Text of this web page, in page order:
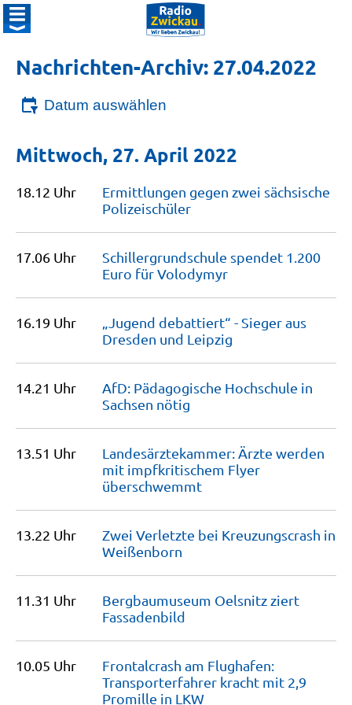
Nachrichten-Archiv: 27.04.2022
Datum auswählen
Mittwoch, 27. April 2022
18.12 Uhr
Ermittlungen gegen zwei sächsische
Polizeischüler
17.06 Uhr
Schillergrundschule spendet 1.200
Euro fürVolodymyr
16.19 Uhr
„Jugend debattiert“ - Sieger aus
Dresden und Leipzig
14.21 Uhr
AfD: Pädagogische Hochschule in
Sachsen nötig
13.51 Uhr
Landesärztekammer: Ärzte werden
mit impfkritischem Flyer
überschwemmt
13.22 Uhr
Zwei Verletzte bei Kreuzungscrash in
Weißenborn
11.31 Uhr
Bergbaumuseum Oelsnitz ziert
Fassadenbild
10.05 Uhr
Frontalcrash am Flughafen:
Transporterfahrer kracht mit 2,9
Promille in LKW